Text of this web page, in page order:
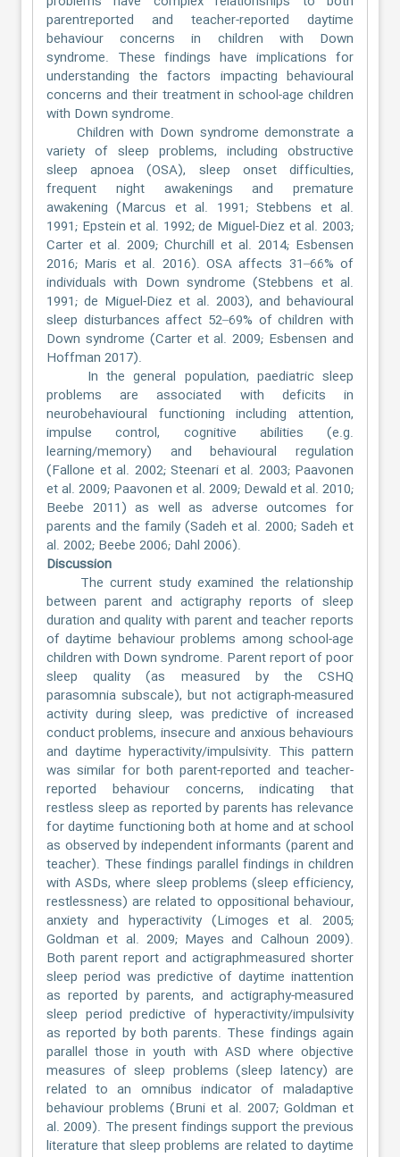
parentreported and teacher-reported daytime
behaviour concerns in children with Down
syndrome. These findings have implications for
understanding the factors impacting behavioural
concerns and their treatment in school-age children
with Down syndrome.
Children with Down syndrome demonstrate a
variety of sleep problems, including obstructive
sleep apnoea (OSA), sleep onset difficulties,
frequent night awakenings and premature
awakening (Marcus et al. 1991; Stebbens et al.
1991; Epstein et al. 1992; de Miguel-Diez et al. 2003;
Carter et al. 2009; Churchill et al. 2014; Esbensen
2016; Maris et al. 2016). OSA affects 31–66% of
individuals with Down syndrome (Stebbens et al.
1991; de Miguel-Diez et al. 2003), and behavioural
sleep disturbances affect 52–69% of children with
Down syndrome (Carter et al. 2009; Esbensen and
Hoffman 2017).
In the general population, paediatric sleep
problems are associated with deficits in
neurobehavioural functioning including attention,
impulse control, cognitive abilities (e.g.
learning/memory) and behavioural regulation
(Fallone et al. 2002; Steenari et al. 2003; Paavonen
et al. 2009; Paavonen et al. 2009; Dewald et al. 2010;
Beebe 2011) as well as adverse outcomes for
parents and the family (Sadeh et al. 2000; Sadeh et
al. 2002; Beebe 2006; Dahl 2006).
Discussion
The current study examined the relationship
between parent and actigraphy reports of sleep
duration and quality with parent and teacher reports
of daytime behaviour problems among school-age
children with Down syndrome. Parent report of poor
sleep quality (as measured by the CSHQ
parasomnia subscale), but not actigraph-measured
activity during sleep, was predictive of increased
conduct problems, insecure and anxious behaviours
and daytime hyperactivity/impulsivity. This pattern
was similar for both parent-reported and teacher-
reported behaviour concerns, indicating that
restless sleep as reported by parents has relevance
for daytime functioning both at home and at school
as observed by independent informants (parent and
teacher). These findings parallel findings in children
with ASDs, where sleep problems (sleep efficiency,
restlessness) are related to oppositional behaviour,
anxiety and hyperactivity (Limoges et al. 2005;
Goldman et al. 2009; Mayes and Calhoun 2009).
Both parent report and actigraphmeasured shorter
sleep period was predictive of daytime inattention
as reported by parents, and actigraphy-measured
sleep period predictive of hyperactivity/impulsivity
as reported by both parents. These findings again
parallel those in youth with ASD where objective
measures of sleep problems (sleep latency) are
related to an omnibus indicator of maladaptive
behaviour problems (Bruni et al. 2007; Goldman et
al. 2009). The present findings support the previous
literature that sleep problems are related to daytime